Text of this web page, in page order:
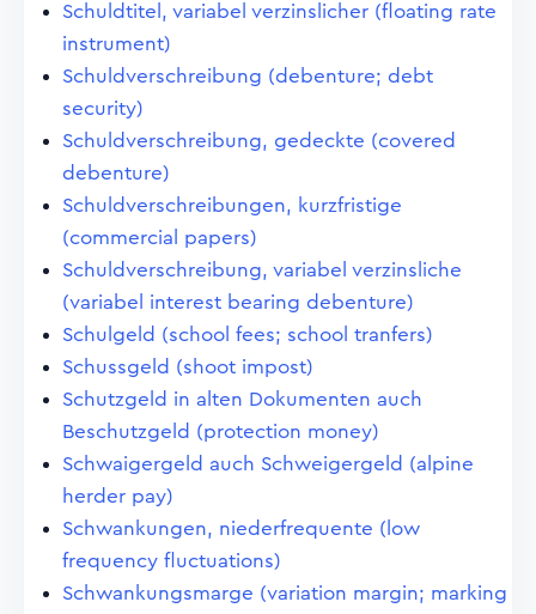
Schuldtitel, variabel verzinslicher (floating rate
instrument)
Schuldverschreibung (debenture; debt
security)
Schuldverschreibung, gedeckte (covered
debenture)
Schuldverschreibungen, kurzfristige
(commercial papers)
Schuldverschreibung, variabel verzinsliche
(variabel interest bearing debenture)
Schulgeld (school fees; school tranfers)
Schussgeld (shoot impost)
Schutzgeld in alten Dokumenten auch
Beschutzgeld (protection money)
Schwaigergeld auch Schweigergeld (alpine
herder pay)
Schwankungen, niederfrequente (low
frequency fluctuations)
Schwankungsmarge (variation margin; marking